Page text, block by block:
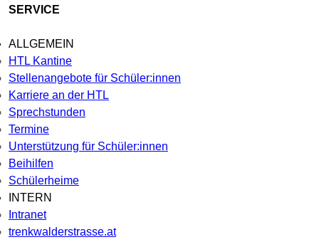
SERVICE
ALLGEMEIN
HTL Kantine
Stellenangebote für Schüler:innen
Karriere an der HTL
Sprechstunden
Termine
Unterstützung für Schüler:innen
Beihilfen
Schülerheime
INTERN
Intranet
trenkwalderstrasse.at